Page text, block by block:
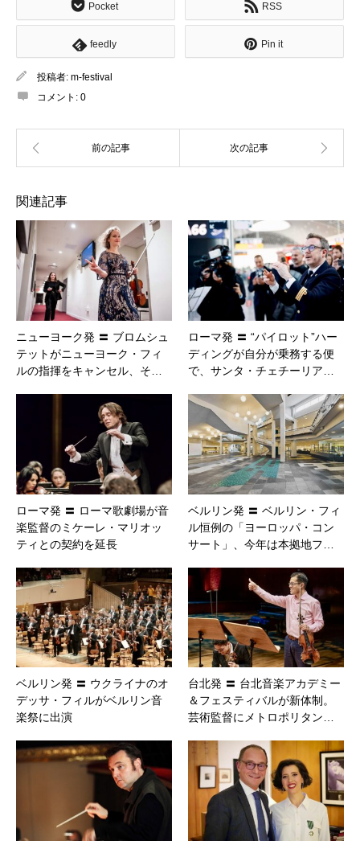
Pocket RSS
feedly Pin it
投稿者: m-festival
コメント: 0
関連記事
ニューヨーク発 〓 ブロムシュ
テットがニューヨーク・フィ
ルの指揮をキャンセル、そ…
ローマ発 〓 “パイロット”ハー
ディングが自分が乗務する便
で、サンタ・チェチーリア…
ローマ発 〓 ローマ歌劇場が音
楽監督のミケーレ・マリオッ
ティとの契約を延長
ベルリン発 〓 ベルリン・フィ
ル恒例の「ヨーロッパ・コン
サート」、今年は本拠地フ…
ベルリン発 〓 ウクライナのオ
デッサ・フィルがベルリン音
楽祭に出演
台北発 〓 台北音楽アカデミー
＆フェスティバルが新体制。
芸術監督にメトロポリタン…